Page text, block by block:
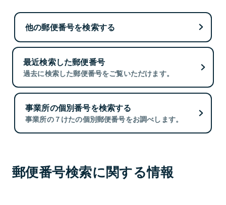
他の郵便番号を検索する
最近検索した郵便番号
過去に検索した郵便番号をご覧いただけます。
事業所の個別番号を検索する
事業所の７けたの個別郵便番号をお調べします。
郵便番号検索に関する情報